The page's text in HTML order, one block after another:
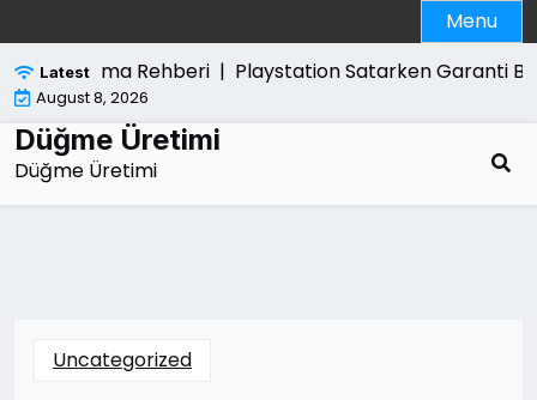
to
content
Menu
Latest
Kurtulma Rehberi |Playstation Satarken Garanti
August 8, 2026
Düğme Üretimi
Düğme Üretimi
Uncategorized